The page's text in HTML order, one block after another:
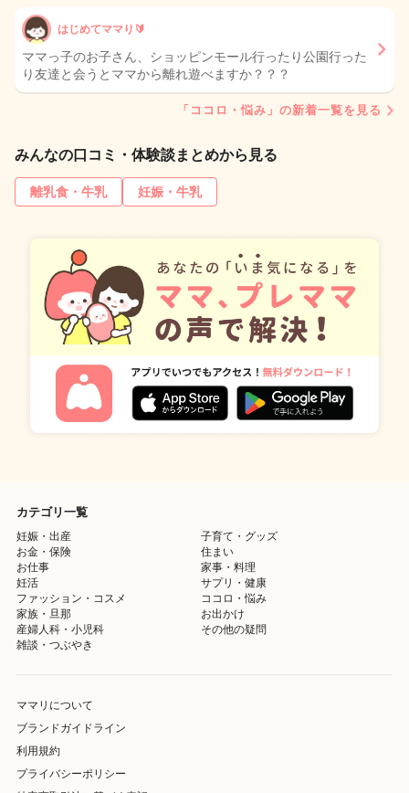
はじめてママり🔰
ママっ子のお子さん、ショッピンモール行ったり公園行った
り友達と会うとママから離れ遊べますか？？？
「ココロ・悩み」の新着一覧を見る
みんなの口コミ・体験談まとめから見る
離乳食・牛乳 妊娠・牛乳
カテゴリ一覧
妊娠・出産
子育て・グッズ
お金・保険
住まい
お仕事
家事・料理
妊活
サプリ・健康
ファッション・コスメ
ココロ・悩み
家族・旦那
お出かけ
産婦人科・小児科
その他の疑問
雑談・つぶやき
ママリについて
ブランドガイドライン
利用規約
プライバシーポリシー